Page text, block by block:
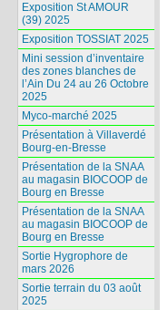
Exposition St AMOUR
(39) 2025
Exposition TOSSIAT 2025
Mini session d’inventaire
des zones blanches de
l’Ain Du 24 au 26 Octobre
2025
Myco-marché 2025
Présentation à Villaverdé
Bourg-en-Bresse
Présentation de la SNAA
au magasin BIOCOOP de
Bourg en Bresse
Présentation de la SNAA
au magasin BIOCOOP de
Bourg en Bresse
Sortie Hygrophore de
mars 2026
Sortie terrain du 03 août
2025